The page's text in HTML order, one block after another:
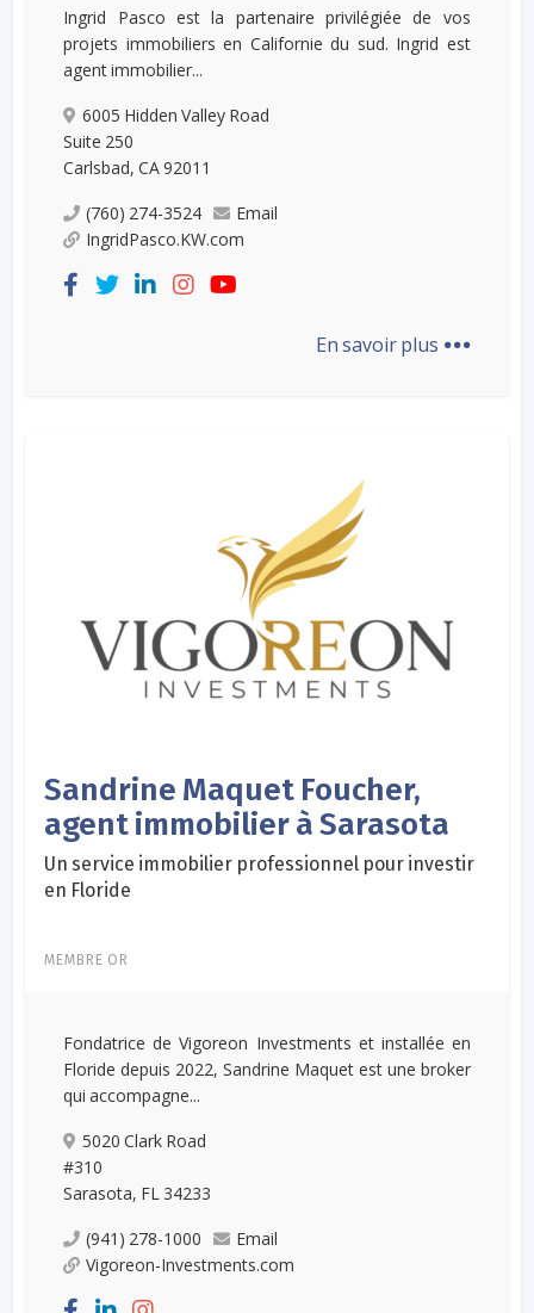
Ingrid Pasco est la partenaire privilégiée de vos
projets immobiliers en Californie du sud. Ingrid est
agent immobilier...
6005 Hidden Valley Road
Suite 250
Carlsbad, CA 92011
(760) 274-3524
Email
IngridPasco.KW.com
En savoir plus ...
Sandrine Maquet Foucher,
agent immobilier à Sarasota
Un service immobilier professionnel pour investir
en Floride
MEMBRE OR
Fondatrice de Vigoreon Investments et installée en
Floride depuis 2022, Sandrine Maquet est une broker
qui accompagne...
5020 Clark Road
#310
Sarasota, FL 34233
(941) 278-1000
Email
Vigoreon-Investments.com